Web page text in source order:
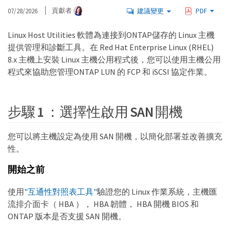
07/28/2026 貢獻者 建議變更 PDF
Linux Host Utilities 軟體為連接到ONTAP儲存的 Linux 主機
提供管理和診斷工具。在 Red Hat Enterprise Linux (RHEL)
8.x 主機上安裝 Linux 主機公用程式後，您可以使用主機公用
程式來協助您管理ONTAP LUN 的 FCP 和 iSCSI 協定作業。
步驟 1 ：選擇性啟用 SAN 開機
您可以將主機設定為使用 SAN 開機，以簡化部署並改善擴充
性。
開始之前
使用"互通性對照表工具"驗證您的 Linux 作業系統，主機匯
流排介面卡（ HBA ）， HBA 韌體， HBA 開機 BIOS 和
ONTAP 版本是否支援 SAN 開機。